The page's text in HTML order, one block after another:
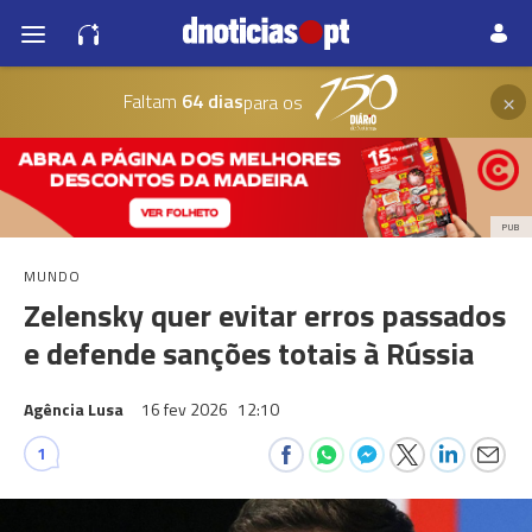
Faltam 64 diaspara os ×
PUB
MUNDO
Zelensky quer evitar erros passados
e defende sanções totais à Rússia
Agência Lusa 16 fev 2026 12:10
1